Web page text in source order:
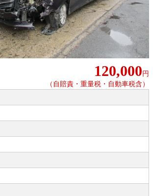
120,000 円
（自賠責・重量税・自動車税含）